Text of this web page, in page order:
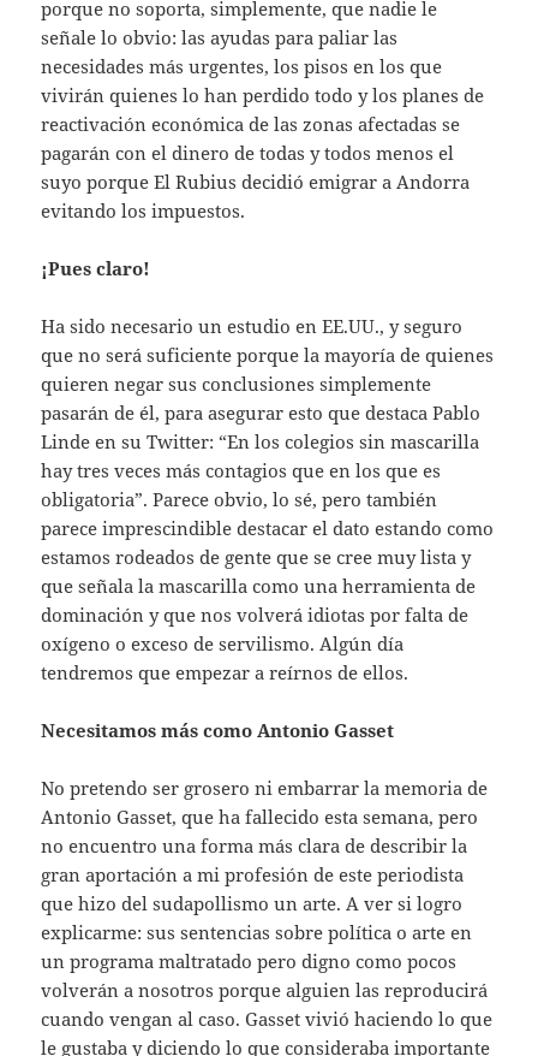
porque no soporta, simplemente, que nadie le
señale lo obvio: las ayudas para paliar las
necesidades más urgentes, los pisos en los que
vivirán quienes lo han perdido todo y los planes de
reactivación económica de las zonas afectadas se
pagarán con el dinero de todas y todos menos el
suyo porque El Rubius decidió emigrar a Andorra
evitando los impuestos.
¡Pues claro!
Ha sido necesario un estudio en EE.UU., y seguro
que no será suficiente porque la mayoría de quienes
quieren negar sus conclusiones simplemente
pasarán de él, para asegurar esto que destaca Pablo
Linde en su Twitter: “En los colegios sin mascarilla
hay tres veces más contagios que en los que es
obligatoria”. Parece obvio, lo sé, pero también
parece imprescindible destacar el dato estando como
estamos rodeados de gente que se cree muy lista y
que señala la mascarilla como una herramienta de
dominación y que nos volverá idiotas por falta de
oxígeno o exceso de servilismo. Algún día
tendremos que empezar a reírnos de ellos.
Necesitamos más como Antonio Gasset
No pretendo ser grosero ni embarrar la memoria de
Antonio Gasset, que ha fallecido esta semana, pero
no encuentro una forma más clara de describir la
gran aportación a mi profesión de este periodista
que hizo del sudapollismo un arte. A ver si logro
explicarme: sus sentencias sobre política o arte en
un programa maltratado pero digno como pocos
volverán a nosotros porque alguien las reproducirá
cuando vengan al caso. Gasset vivió haciendo lo que
le gustaba y diciendo lo que consideraba importante